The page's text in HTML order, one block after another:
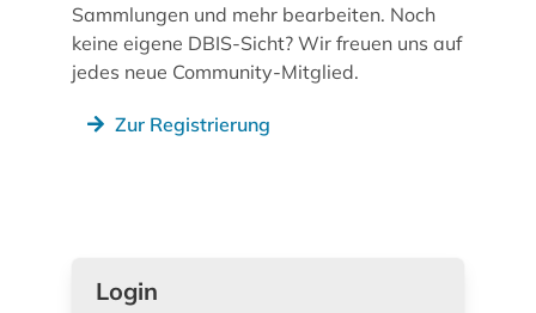
Sammlungen und mehr bearbeiten. Noch
keine eigene DBIS-Sicht? Wir freuen uns auf
jedes neue Community-Mitglied.
Zur Registrierung
Login